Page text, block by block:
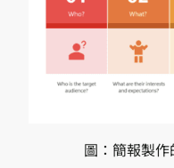
圖：簡報製